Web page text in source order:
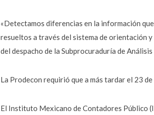
«Detectamos diferencias en la información
resueltos a través del sistema de orientación
del despacho de la Subprocuraduría de
La Prodecon requirió que a más tardar el 23
El Instituto Mexicano de Contadores Público